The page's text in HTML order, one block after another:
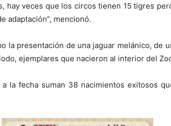
hay veces que los circos tienen 15 tigres
adaptación”, mencionó.
la presentación de una jaguar melánico, de
ejemplares que nacieron al interior del
la fecha suman 38 nacimientos exitosos